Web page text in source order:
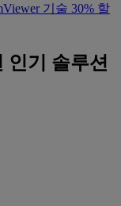
기술 30% 할
인기 솔루션